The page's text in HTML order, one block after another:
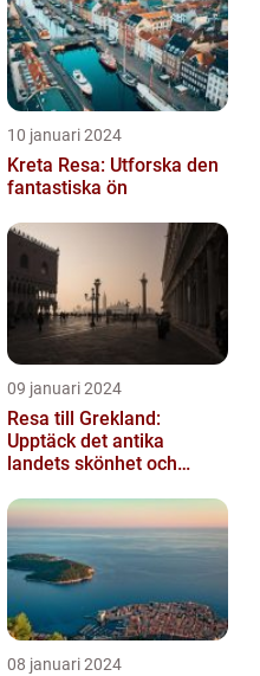
10 januari 2024
Kreta Resa: Utforska den
fantastiska ön
09 januari 2024
Resa till Grekland:
Upptäck det antika
landets skönhet och
08 januari 2024